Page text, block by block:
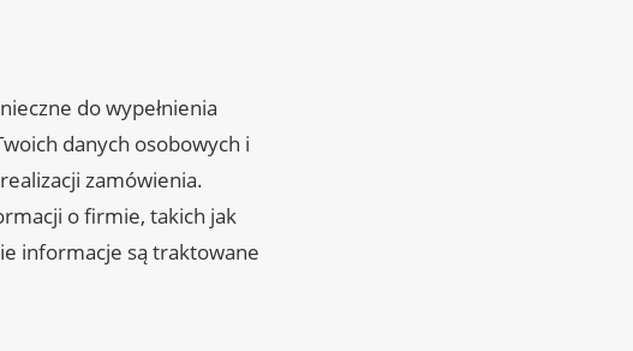
do wypełnienia
danych osobowych i
zamówienia.
o firmie, takich jak
informacje są traktowane